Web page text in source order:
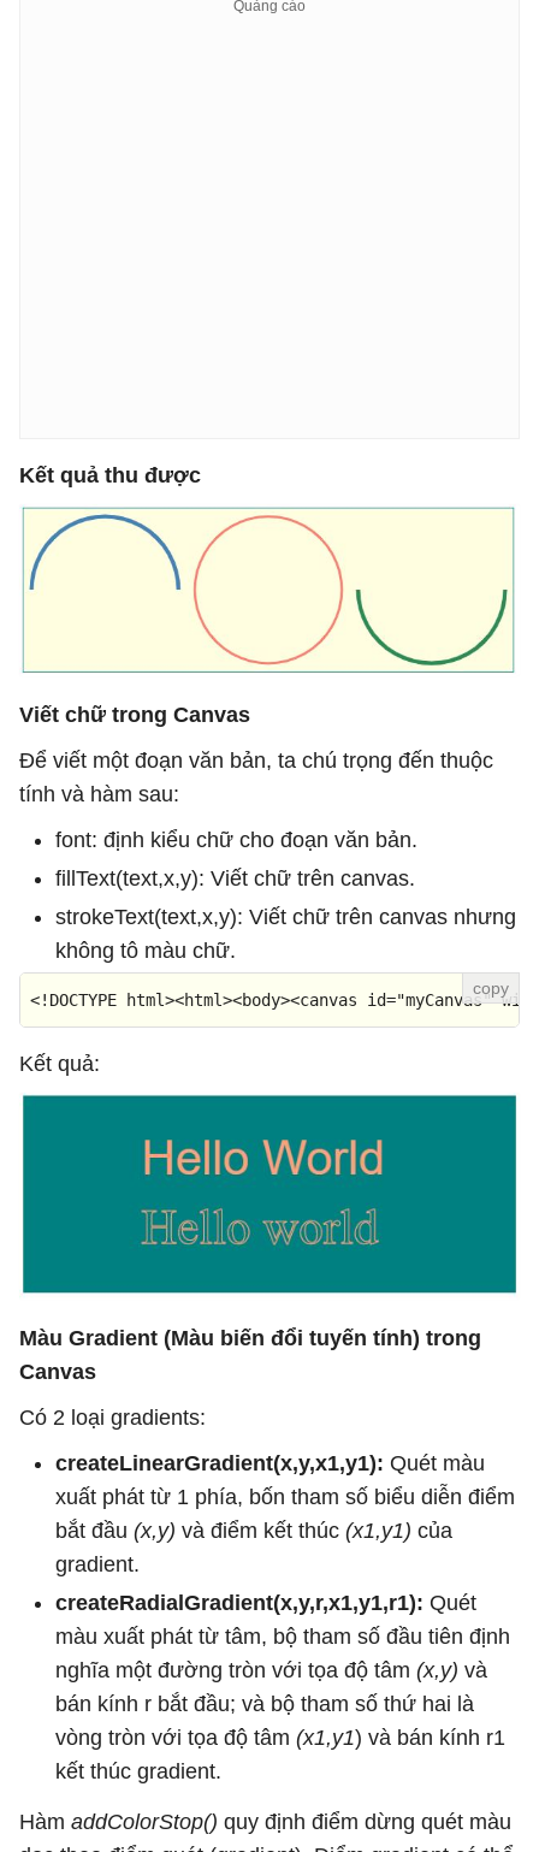
Kết quả thu được
Viết chữ trong Canvas
Để viết một đoạn văn bản, ta chú trọng đến thuộc
tính và hàm sau:
font: định kiểu chữ cho đoạn văn bản.
fillText(text,x,y): Viết chữ trên canvas.
strokeText(text,x,y): Viết chữ trên canvas nhưng
không tô màu chữ.
<!DOCTYPE html><html><body><canvas id="myCanvas"
Kết quả:
Màu Gradient (Màu biến đổi tuyến tính) trong
Canvas
Có 2 loại gradients:
createLinearGradient(x,y,x1,y1): Quét màu
xuất phát từ 1 phía, bốn tham số biểu diễn điểm
bắt đầu (x,y) và điểm kết thúc (x1,y1) của
gradient.
createRadialGradient(x,y,r,x1,y1,r1): Quét
màu xuất phát từ tâm, bộ tham số đầu tiên định
nghĩa một đường tròn với tọa độ tâm (x,y) và
bán kính r bắt đầu; và bộ tham số thứ hai là
vòng tròn với tọa độ tâm (x1,y1) và bán kính r1
kết thúc gradient.
Hàm addColorStop() quy định điểm dừng quét màu